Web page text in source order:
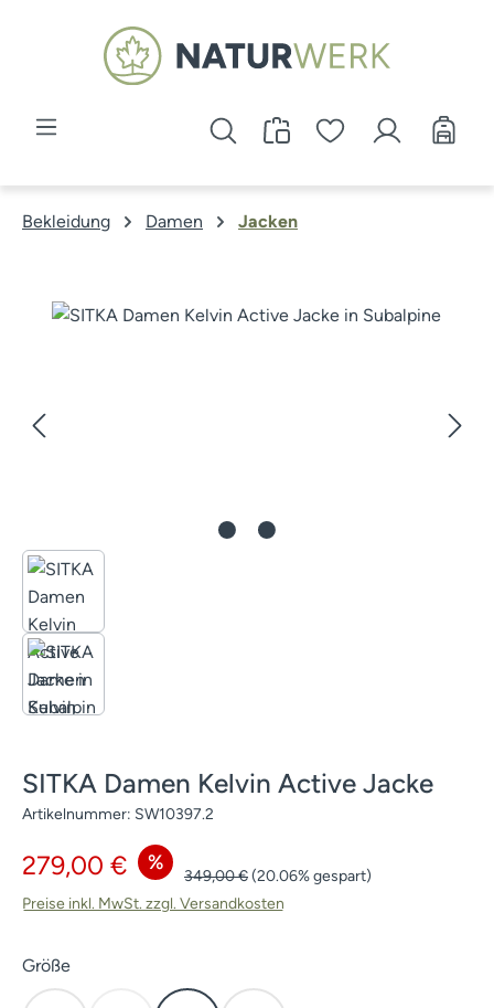
Zum Hauptinhalt springen
Bekleidung Damen Jacken
Bildergalerie überspringen
SITKA Damen Kelvin Active Jacke
Artikelnummer: SW10397.2
Verkaufspreis:
279,00 € %
Regulärer Preis:
349,00 €(20.06% gespart)
Preise inkl. MwSt. zzgl. Versandkosten
Größeauswählen